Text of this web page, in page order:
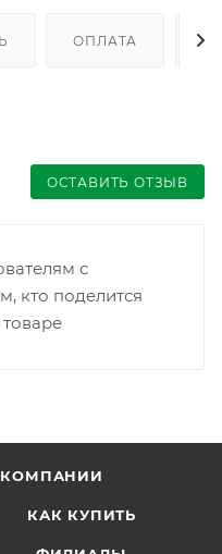
ОПЛАТА
ОСТАВИТЬ ОТЗЫВ
с
кто поделится
КАК КУПИТЬ